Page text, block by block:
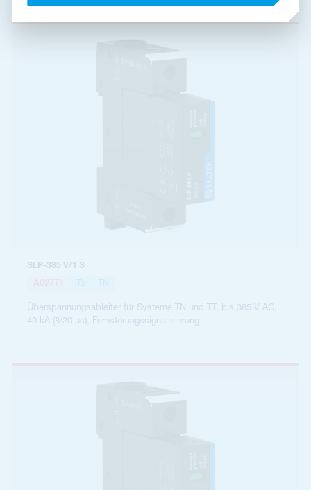
SLP-385 V/1 S
Überspannungsableiter für Systeme TN und TT, bis 385 V AC,
40 kA (8/20 µs), Fernstörungssignalisierung